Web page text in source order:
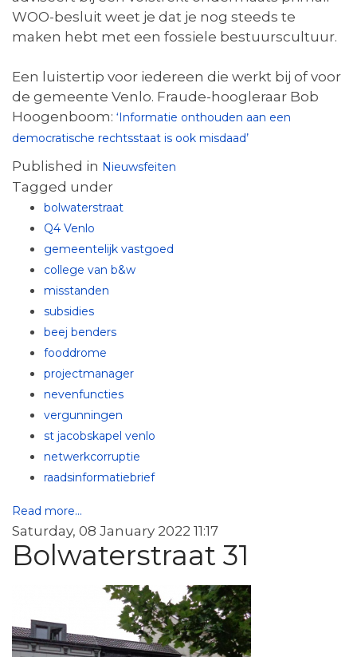
WOO-besluit weet je dat je nog steeds te
maken hebt met een fossiele bestuurscultuur.
Een luistertip voor iedereen die werkt bij of voor
de gemeente Venlo. Fraude-hoogleraar Bob
Hoogenboom: ‘Informatie onthouden aan een
democratische rechtsstaat is ook misdaad’
Published in Nieuwsfeiten
Tagged under
bolwaterstraat
Q4 Venlo
gemeentelijk vastgoed
college van b&w
misstanden
subsidies
beej benders
fooddrome
projectmanager
nevenfuncties
vergunningen
st jacobskapel venlo
netwerkcorruptie
raadsinformatiebrief
Read more...
Saturday, 08 January 2022 11:17
Bolwaterstraat 31